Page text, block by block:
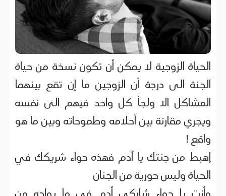
الحياة الزوجية لا يمكن أن تكون نسخة من حياة
الجنة الى درجة أن الزوجين ما إن تقع بينهما
المشاكل الا ولجأ كل واحد فيهم الى نفسه
ويجري مقارنة بين أحلامه وطموحاته وبين ما هو
واقع !
إهبط من جنتك يا آدم فهذه حواء شريكك في
الحياة وليس حورية من الجنان